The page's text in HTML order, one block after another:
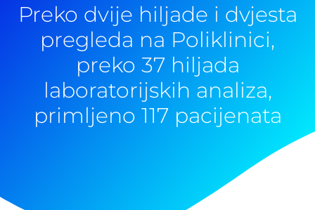
Preko dvije hiljade i dvjesta
pregleda na Poliklinici,
preko 37 hiljada
laboratorijskih analiza,
primljeno 117 pacijenata